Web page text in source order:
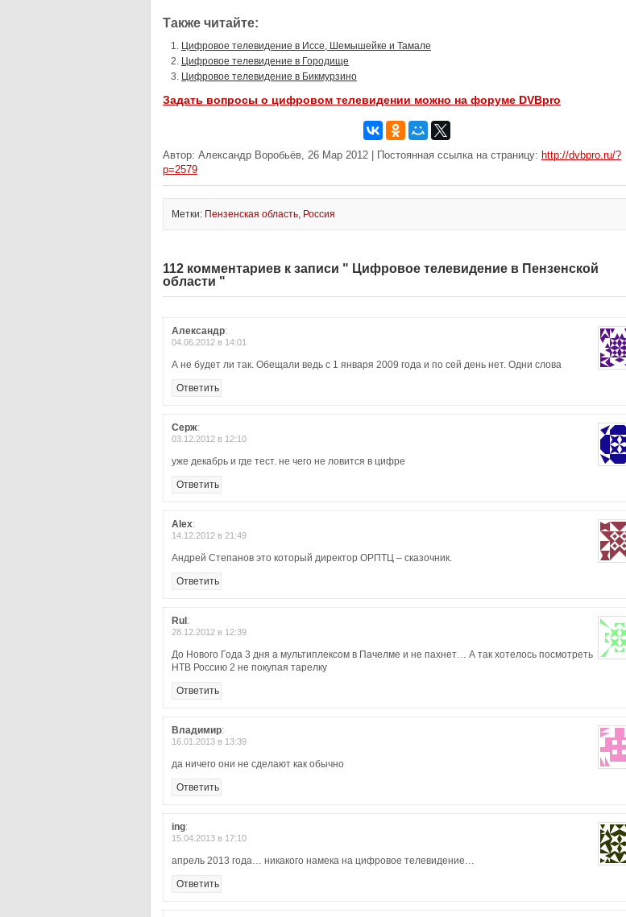
Также читайте:
Цифровое телевидение в Иссе, Шемышейке и Тамале
Цифровое телевидение в Городище
Цифровое телевидение в Бикмурзино
Задать вопросы о цифровом телевидении можно на форуме DVBpro
Автор: Александр Воробьёв, 26 Мар 2012 | Постоянная ссылка на страницу: http://dvbpro.ru/?
p=2579
Метки: Пензенская область, Россия
112 комментариев к записи " Цифровое телевидение в Пензенской
области "
Александр:
04.06.2012 в 14:01
А не будет ли так. Обещали ведь с 1 января 2009 года и по сей день нет. Одни слова
Ответить
Серж:
03.12.2012 в 12:10
уже декабрь и где тест. не чего не ловится в цифре
Ответить
Alex:
14.12.2012 в 21:49
Андрей Степанов это который директор ОРПТЦ – сказочник.
Ответить
Rul :
28.12.2012 в 12:39
До Нового Года 3 дня а мультиплексом в Пачелме и не пахнет… А так хотелось посмотреть
НТВ Россию 2 не покупая тарелку
Ответить
Владимир:
16.01.2013 в 13:39
да ничего они не сделают как обычно
Ответить
ing:
15.04.2013 в 17:10
апрель 2013 года… никакого намека на цифровое телевидение…
Ответить